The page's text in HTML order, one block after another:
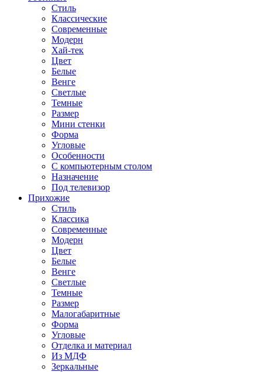
Стиль
Классические
Современные
Модерн
Хай-тек
Цвет
Белые
Венге
Светлые
Темные
Размер
Мини стенки
Форма
Угловые
Особенности
С компьютерным столом
Назначение
Под телевизор
Прихожие
Стиль
Классика
Современные
Модерн
Цвет
Белые
Венге
Светлые
Темные
Размер
Малогабаритные
Форма
Угловые
Отделка и материал
Из МДФ
Зеркальные